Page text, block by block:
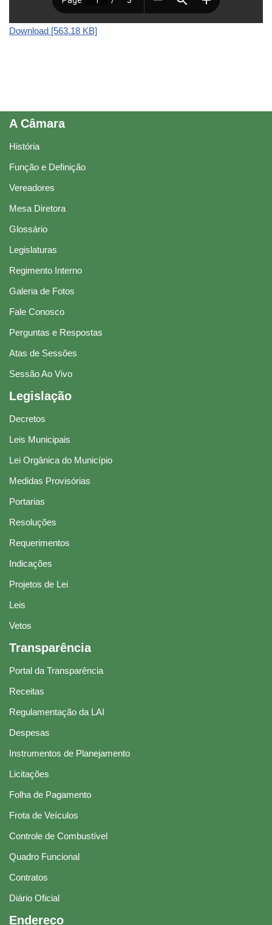
Download [563.18 KB]
A Câmara
História
Função e Definição
Vereadores
Mesa Diretora
Glossário
Legislaturas
Regimento Interno
Galeria de Fotos
Fale Conosco
Perguntas e Respostas
Atas de Sessões
Sessão Ao Vivo
Legislação
Decretos
Leis Municipais
Lei Orgânica do Município
Medidas Provisórias
Portarias
Resoluções
Requerimentos
Indicações
Projetos de Lei
Leis
Vetos
Transparência
Portal da Transparência
Receitas
Regulamentação da LAI
Despesas
Instrumentos de Planejamento
Licitações
Folha de Pagamento
Frota de Veículos
Controle de Combustível
Quadro Funcional
Contratos
Diário Oficial
Endereço